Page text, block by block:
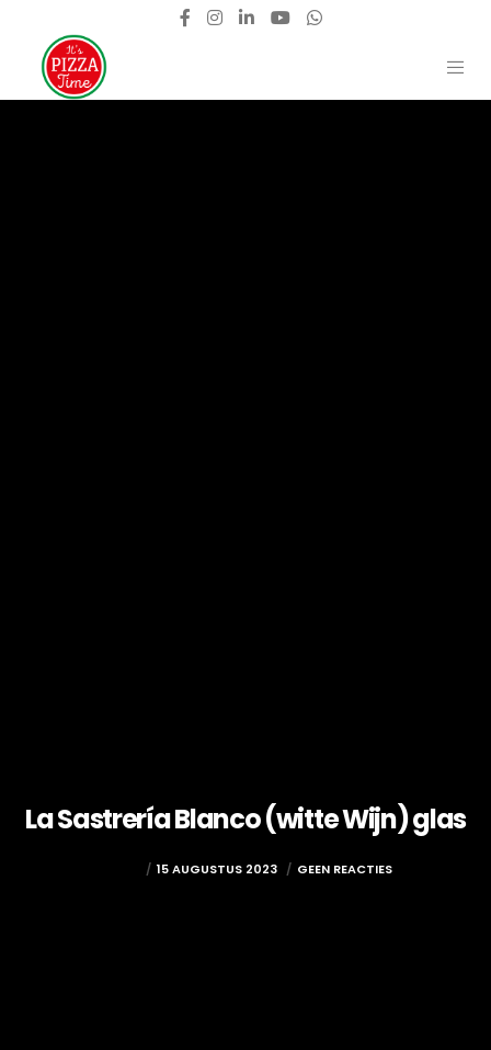
La Sastrería Blanco (witte Wijn) glas
15 AUGUSTUS 2023 GEEN REACTIES